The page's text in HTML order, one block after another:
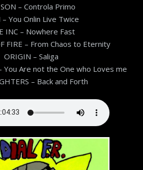
– Controla Primo
– You Onlin Live Twice
INC – Nowhere Fast
FIRE – From Chaos to Eternity
ORIGIN – Saliga
You Are not the One who Loves me
– Back and Forth